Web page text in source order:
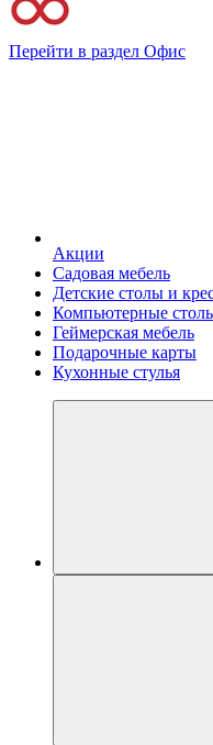
Перейти в раздел Офис
Акции
Садовая мебель
Детские столы и
Компьютерные
Геймерская мебель
Подарочные карты
Кухонные стулья